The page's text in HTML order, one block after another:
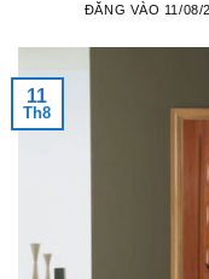
ĐĂNG VÀO 11/08/
11
Th8